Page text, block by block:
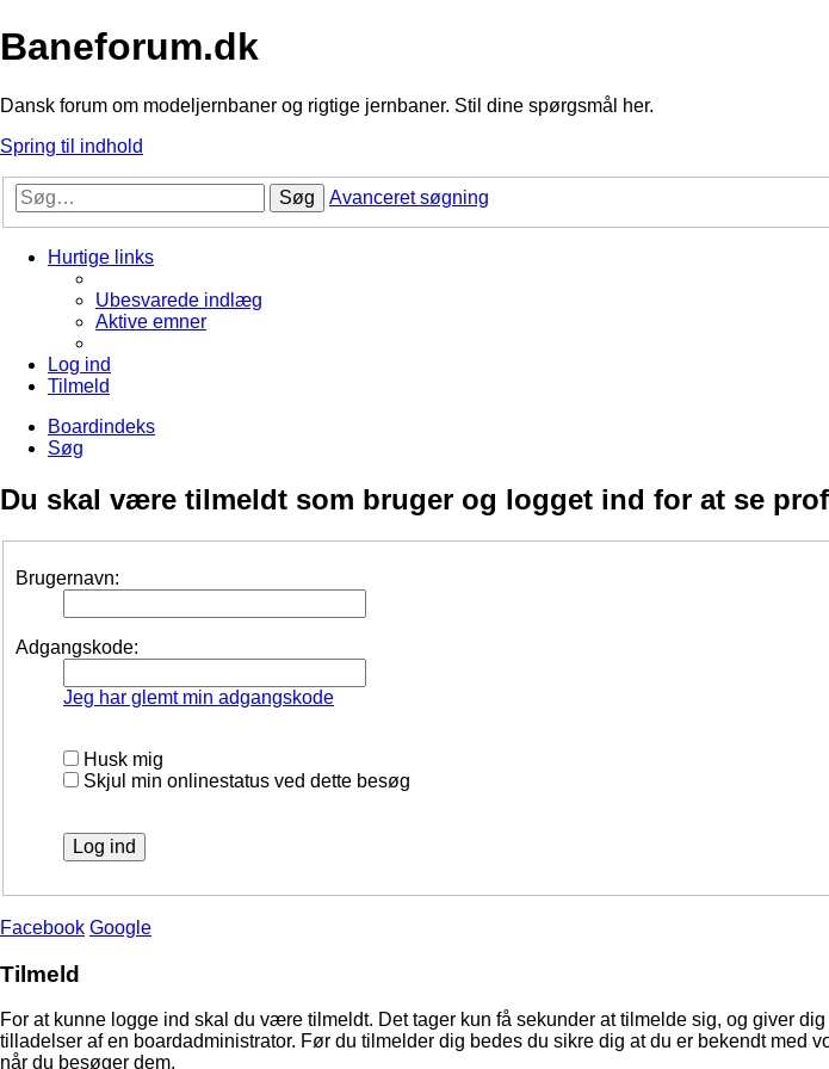
Baneforum.dk
Dansk forum om modeljernbaner og rigtige jernbaner. Stil dine spørgsmål her.
Spring til indhold
Søg Avanceret søgning
Hurtige links
Ubesvarede indlæg
Aktive emner
Log ind
Tilmeld
Boardindeks
Søg
Du skal være tilmeldt som bruger og logget ind for at se
Brugernavn:
Adgangskode:
Jeg har glemt min adgangskode
Husk mig
Skjul min onlinestatus ved dette besøg
Facebook Google
Tilmeld
For at kunne logge ind skal du være tilmeldt. Det tager kun få sekunder at tilmelde sig, og giver
tilladelser af en boardadministrator. Før du tilmelder dig bedes du sikre dig at du er bekendt
når du besøger dem.